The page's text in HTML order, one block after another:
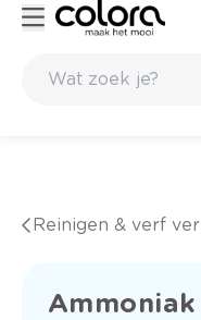
Reinigen & verf
Ammoniak